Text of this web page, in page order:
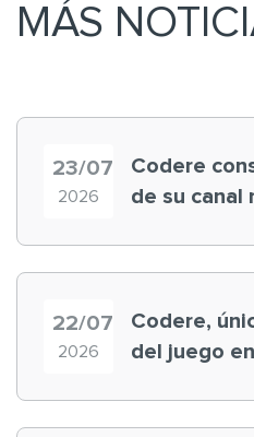
MÁS
23/07
2026
Codere
de su canal
22/07
2026
Codere,
del juego en el